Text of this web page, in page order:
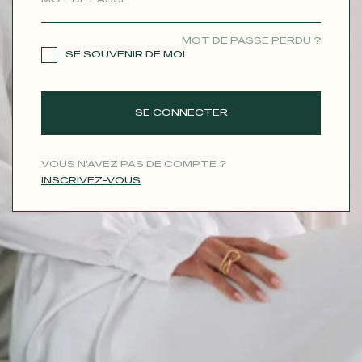
MOT DE PASSE PERDU ?
SE SOUVENIR DE MOI
SE CONNECTER
VOUS N'AVEZ PAS DE COMPTE ?
INSCRIVEZ-VOUS